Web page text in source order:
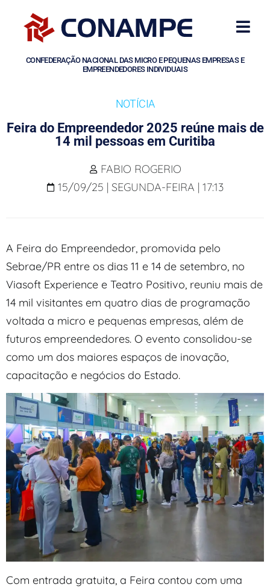
CONFEDERAÇÃO NACIONAL DAS MICRO E PEQUENAS EMPRESAS E
EMPREENDEDORES INDIVIDUAIS
NOTÍCIA
Feira do Empreendedor 2025 reúne mais de
14 mil pessoas em Curitiba
FABIO ROGERIO
15/09/25 | SEGUNDA-FEIRA | 17:13
A Feira do Empreendedor, promovida pelo
Sebrae/PR entre os dias 11 e 14 de setembro, no
Viasoft Experience e Teatro Positivo, reuniu mais de
14 mil visitantes em quatro dias de programação
voltada a micro e pequenas empresas, além de
futuros empreendedores. O evento consolidou-se
como um dos maiores espaços de inovação,
capacitação e negócios do Estado.
Com entrada gratuita, a Feira contou com uma